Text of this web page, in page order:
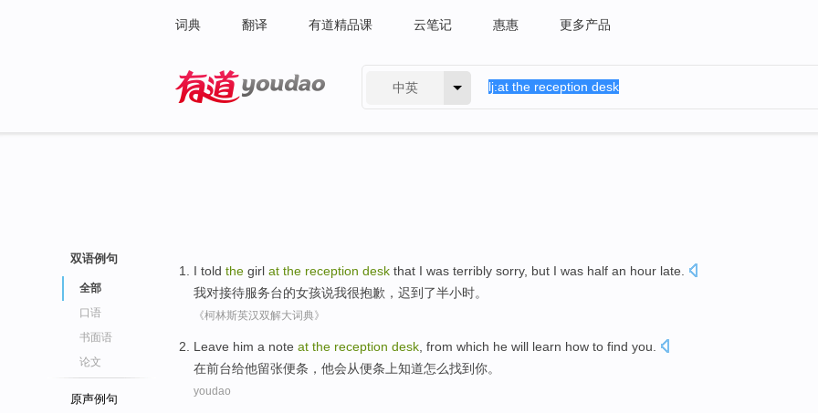
词典 翻译 有道精品课 云笔记 惠惠 更多产品
中英
双语例句
全部
口语
书面语
论文
原声例句
I told the girl at the reception desk that I was terribly sorry, but I was half an hour late
我对接待服务台的女孩说我很抱歉 ， 迟到了半小时。
《柯林斯英汉双解大词典》
Leave him a note at the reception desk from which he will learn how to find you
在前台给他留张便条， 他会从便条上知道怎么找到你。
youdao